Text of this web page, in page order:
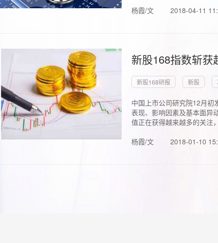
杨霞/文 2018-04-11
新股168指数斩
新股168研报 新股
中国上市公司研究院12月初
表现、影响因素及基本面异
值正在获得越来越多的关注
杨霞/文
2018-01-10